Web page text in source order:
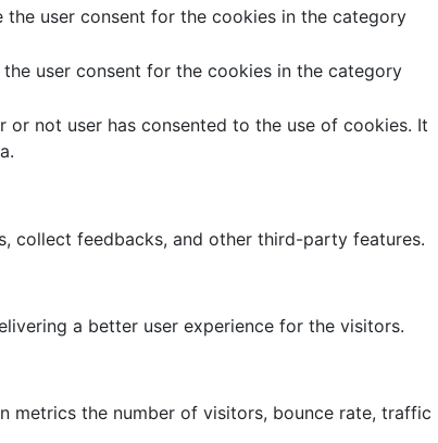
user consent for the cookies in the category
user consent for the cookies in the category
or not user has consented to the use of cookies. It
collect feedbacks, and other third-party features.
a better user experience for the visitors.
metrics the number of visitors, bounce rate, traffic